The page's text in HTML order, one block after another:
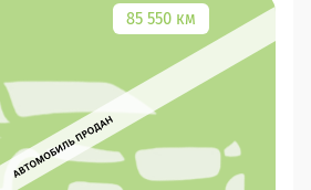
85 550 км